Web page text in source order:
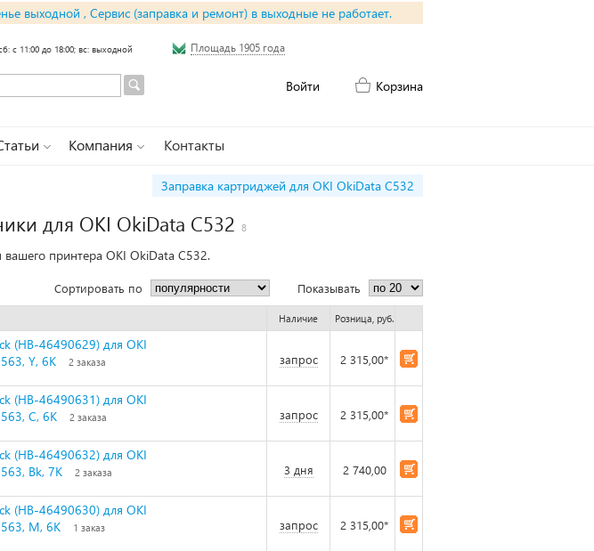
выходной , Сервис (заправка и ремонт) в выходные не работает.
с 11:00 до 18:00; вс: выходной Площадь 1905 года
Войти Корзина
Компания Контакты
Заправка картриджей для OKI OkiData C532
для OKI OkiData C532 8
принтера OKI OkiData C532.
Сортировать по Показывать
Наличие Розница, руб.
(HB-46490629) для OKI
Y, 6K
2 заказа запрос 2 315,00*
(HB-46490631) для OKI
C, 6K
2 заказа запрос 2 315,00*
(HB-46490632) для OKI
Bk, 7K
2 заказа 3 дня 2 740,00
(HB-46490630) для OKI
M, 6K
1 заказ запрос 2 315,00*